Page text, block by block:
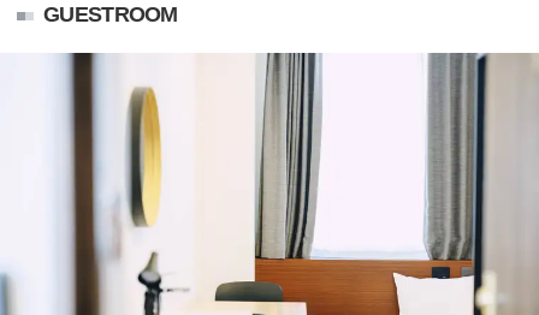
GUESTROOM